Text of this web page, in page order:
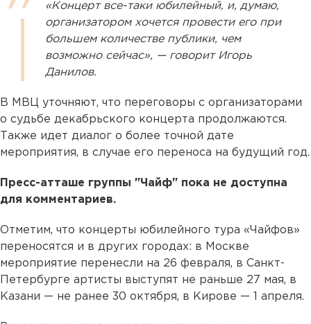
«Концерт все-таки юбилейный, и, думаю,
организатором хочется провести его при
большем количестве публики, чем
возможно сейчас», — говорит Игорь
Данилов.
В МВЦ уточняют, что переговоры с организаторами
о судьбе декабрьского концерта продолжаются.
Также идет диалог о более точной дате
мероприятия, в случае его переноса на будущий год.
Пресс-атташе группы "Чайф" пока не доступна
для комментариев.
Отметим, что концерты юбилейного тура «Чайфов»
переносятся и в других городах: в Москве
мероприятие перенесли на 26 февраля, в Санкт-
Петербурге артисты выступят не раньше 27 мая, в
Казани — не ранее 30 октября, в Кирове — 1 апреля.